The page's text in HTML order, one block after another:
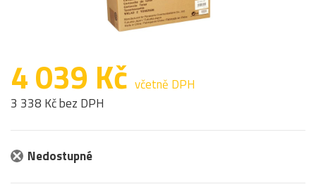
4 039 Kč včetně DPH
3 338 Kč bez DPH
Nedostupné